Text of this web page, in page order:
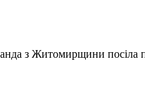
з Житомирщини посіла